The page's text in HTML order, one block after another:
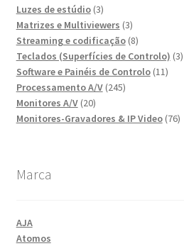
produtos
Luzes de estúdio 33
produtos
Matrizes e Multiviewers 33
produtos
Streaming e codificação 88
produtos
Teclados (Superfícies de Controlo) 33
Software e Painéis de Controlo 1111
Processamento A/V 245245
Monitores A/V 2020
produtos
Monitores-Gravadores & IP Video 7676
Marca
AJA
Atomos